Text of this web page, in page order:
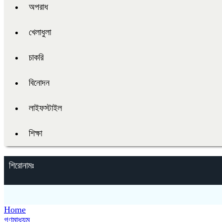
অপরাধ
খেলাধুলা
চাকরি
বিনোদন
লাইফস্টাইল
শিক্ষা
শিরোনামঃ
Home
গণমাধ্যম